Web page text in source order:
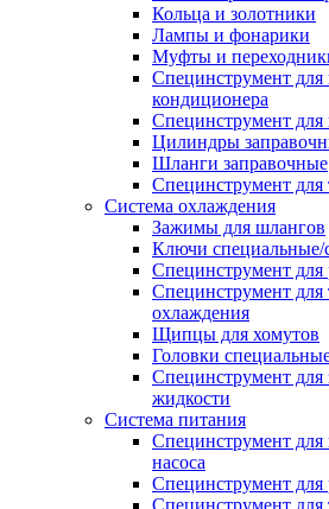
Кольца и золотники
Лампы и фонарики
Муфты и
Специнструмент для
кондиционера
Специнструмент
Цилиндры
Шланги заправочные
Специнструмент для
Система охлаждения
Зажимы для шлангов
Ключи специальные/
Специнструмент для
Специнструмент для
охлаждения
Щипцы для хомутов
Головки
Специнструмент
жидкости
Система питания
Специнструмент
насоса
Специнструмент
Специнструмент